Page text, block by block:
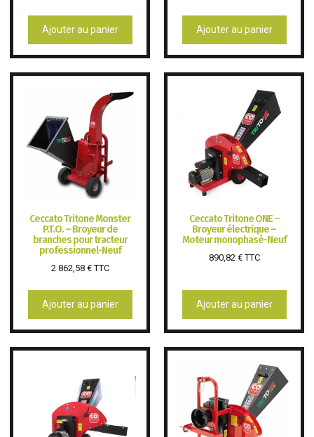
Ajouter au panier Ajouter au panier
Ceccato Tritone Monster
P.T.O. – Broyeur de
branches pour tracteur
professionnel-Neuf
2 862,58 €TTC
Ajouter au panier
Ceccato Tritone ONE –
Broyeur électrique –
Moteur monophasé-Neuf
890,82 €TTC
Ajouter au panier